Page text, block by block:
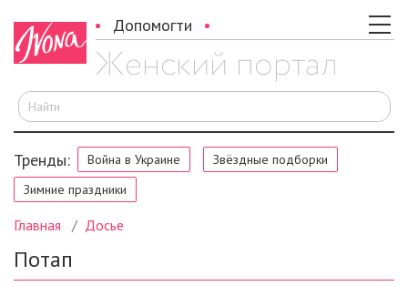
Допомогти
Тренды: Война в Украине
Звёздные подборки
Зимние праздники
Главная Досье
Потап